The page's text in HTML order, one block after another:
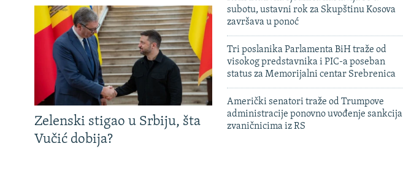
Zelenski stigao u Srbiju, šta
Vučić dobija?
subotu, ustavni rok za Skupštinu Kosova
završava u ponoć
Tri poslanika Parlamenta BiH traže od
visokog predstavnika i PIC-a poseban
status za Memorijalni centar Srebrenica
Američki senatori traže od Trumpove
administracije ponovno uvođenje sankcija
zvaničnicima iz RS